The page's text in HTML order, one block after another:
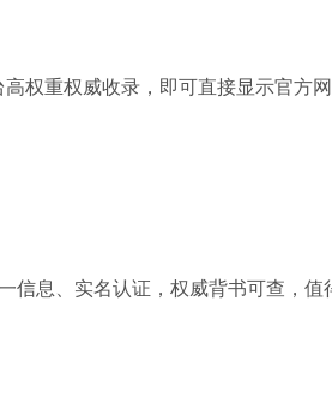
高权重权威收录，即可直接显示官方
信息、实名认证，权威背书可查，值